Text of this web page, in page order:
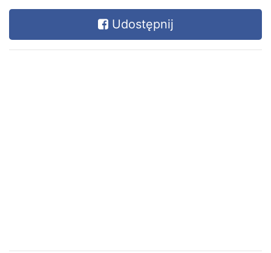
Udostępnij